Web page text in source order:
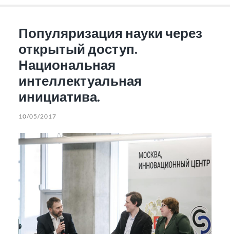
Популяризация науки через
открытый доступ.
Национальная
интеллектуальная
инициатива.
10/05/2017